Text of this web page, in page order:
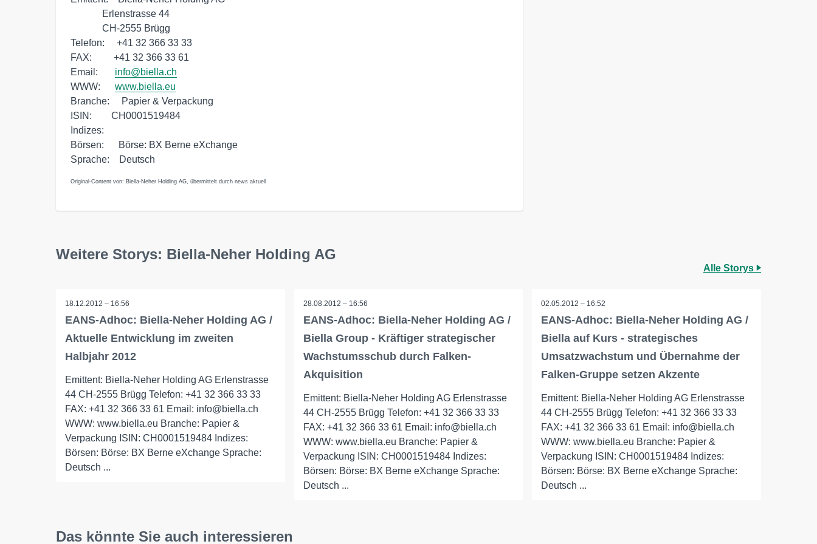
Telefon:     +41 32 366 33 33
FAX:         +41 32 366 33 61
Email: info@biella.ch
WWW: www.biella.eu
Branche:     Papier & Verpackung
ISIN:        CH0001519484
Indizes:
Börsen:      Börse: BX Berne eXchange
Original-Content von: Biella-Neher Holding AG, übermittelt durch news aktuell
Weitere Storys: Biella-Neher Holding AG
Alle Storys
18.12.2012 – 16:56
EANS-Adhoc: Biella-Neher Holding AG /
Aktuelle Entwicklung im zweiten
Halbjahr 2012
Emittent: Biella-Neher Holding AG Erlenstrasse
44 CH-2555 Brügg Telefon: +41 32 366 33 33
FAX: +41 32 366 33 61 Email: info@biella.ch
WWW: www.biella.eu Branche: Papier &
Verpackung ISIN: CH0001519484 Indizes:
Börsen: Börse: BX Berne eXchange Sprache:
Deutsch ...
28.08.2012 – 16:56
EANS-Adhoc: Biella-Neher Holding AG /
Biella Group - Kräftiger strategischer
Wachstumsschub durch Falken-
Akquisition
Emittent: Biella-Neher Holding AG Erlenstrasse
44 CH-2555 Brügg Telefon: +41 32 366 33 33
FAX: +41 32 366 33 61 Email: info@biella.ch
WWW: www.biella.eu Branche: Papier &
Verpackung ISIN: CH0001519484 Indizes:
Börsen: Börse: BX Berne eXchange Sprache:
Deutsch ...
02.05.2012 – 16:52
EANS-Adhoc: Biella-Neher Holding AG /
Biella auf Kurs - strategisches
Umsatzwachstum und Übernahme der
Falken-Gruppe setzen Akzente
Emittent: Biella-Neher Holding AG Erlenstrasse
44 CH-2555 Brügg Telefon: +41 32 366 33 33
FAX: +41 32 366 33 61 Email: info@biella.ch
WWW: www.biella.eu Branche: Papier &
Verpackung ISIN: CH0001519484 Indizes:
Börsen: Börse: BX Berne eXchange Sprache:
Deutsch ...
Das könnte Sie auch interessieren